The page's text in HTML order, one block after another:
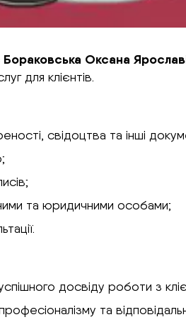
Бораковська Оксана
для клієнтів.
свідоцтва та інші
та юридичними особами;
досвіду роботи з
та